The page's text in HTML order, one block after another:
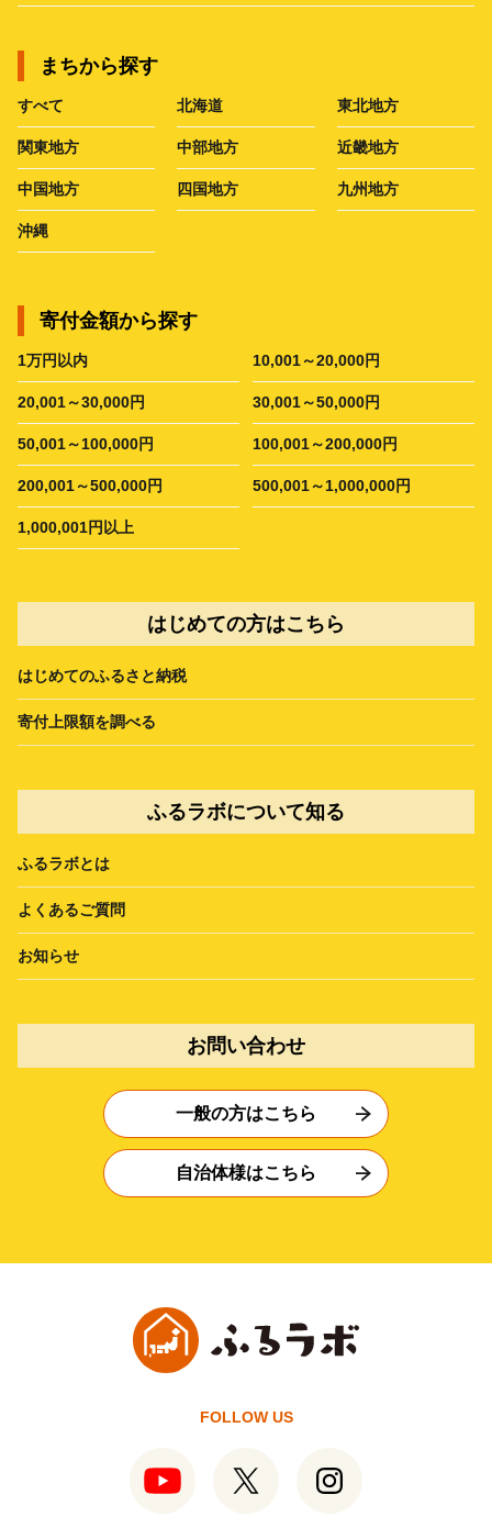
まちから探す
すべて 北海道 東北地方
関東地方 中部地方 近畿地方
中国地方 四国地方 九州地方
沖縄
寄付金額から探す
1万円以内 10,001～20,000円
20,001～30,000円 30,001～50,000円
50,001～100,000円 100,001～200,000円
200,001～500,000円 500,001～1,000,000円
1,000,001円以上
はじめての方はこちら
はじめてのふるさと納税
寄付上限額を調べる
ふるラボについて知る
ふるラボとは
よくあるご質問
お知らせ
お問い合わせ
一般の方はこちら
自治体様はこちら
FOLLOW US